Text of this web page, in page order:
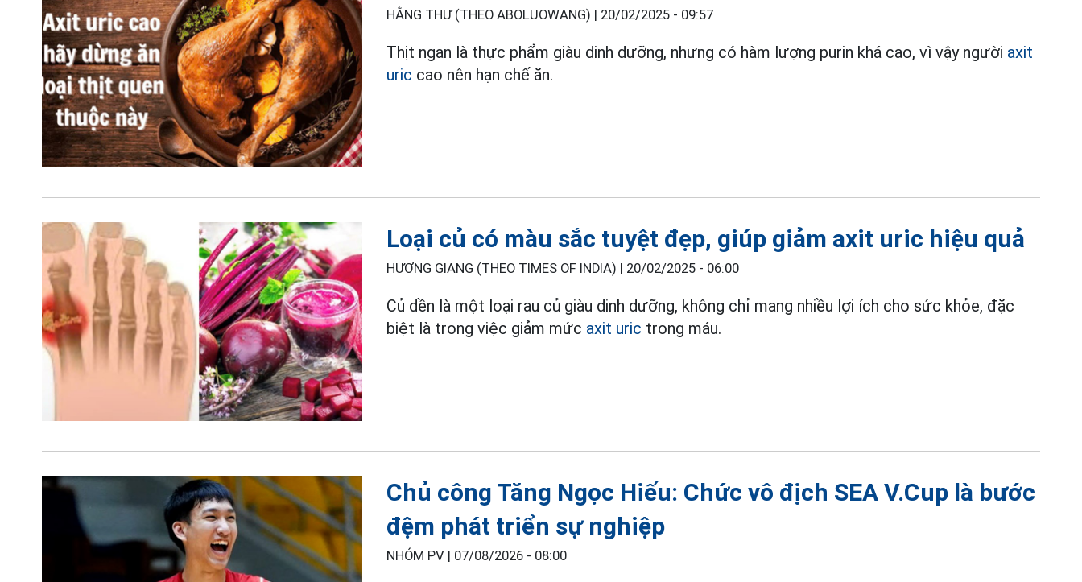
HẰNG THƯ (THEO ABOLUOWANG) | 20/02/2025 - 09:57
Thịt ngan là thực phẩm giàu dinh dưỡng, nhưng có hàm lượng purin khá cao, vì vậy người axit
uric cao nên hạn chế ăn.
Loại củ có màu sắc tuyệt đẹp, giúp giảm axit uric hiệu quả
HƯƠNG GIANG (THEO TIMES OF INDIA) | 20/02/2025 - 06:00
Củ dền là một loại rau củ giàu dinh dưỡng, không chỉ mang nhiều lợi ích cho sức khỏe, đặc
biệt là trong việc giảm mức axit uric trong máu.
Chủ công Tăng Ngọc Hiếu: Chức vô địch SEA V.Cup là bước
đệm phát triển sự nghiệp
NHÓM PV | 07/08/2026 - 08:00